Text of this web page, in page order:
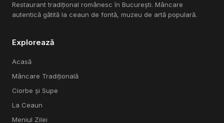
Restaurant tradițional românesc în București. Mâncare
autentică gătită la ceaun de fontă, muzeu de artă populară.
Explorează
Acasă
Mâncare Tradițională
Ciorbe și Supe
La Ceaun
Meniul Zilei